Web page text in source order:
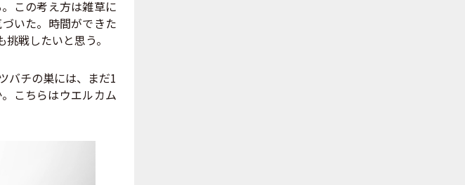
この考え方は雑草に
いた。時間ができた
戦したいと思う。
バチの巣には、まだ1
こちらはウエルカム